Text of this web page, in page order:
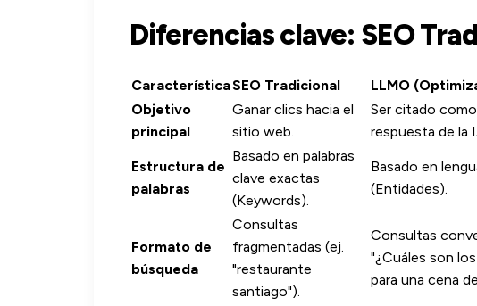
Diferencias clave: SEO
CaracterísticaSEO Tradicional
LLMO
Objetivo
principal
Ganar clics hacia el
sitio web.
Ser citado
respuesta de la
Estructura de
palabras
Basado en palabras
clave exactas
(Keywords).
Basado en
(Entidades).
Formato de
búsqueda
Consultas
fragmentadas (ej.
"restaurante
santiago").
Consultas
"¿Cuáles son
para una cena